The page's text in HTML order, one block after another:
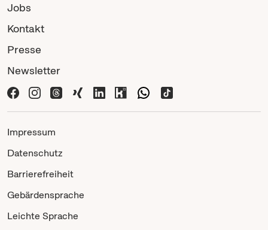
Jobs
Kontakt
Presse
Newsletter
Impressum
Datenschutz
Barrierefreiheit
Gebärdensprache
Leichte Sprache